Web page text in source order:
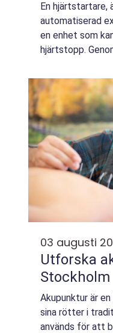
En hjärtstartare,
automatiserad
en enhet som
hjärtstopp.
03 augusti
Utforska
Stockholm
Akupunktur är
sina rötter i
används för att